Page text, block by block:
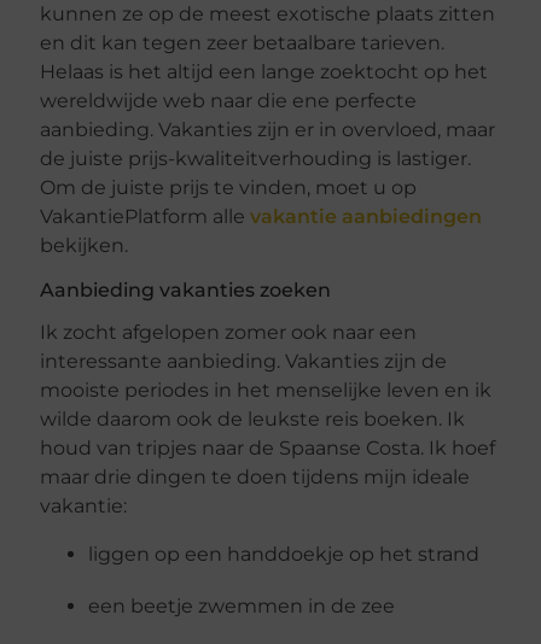
kunnen ze op de meest exotische plaats zitten
en dit kan tegen zeer betaalbare tarieven.
Helaas is het altijd een lange zoektocht op het
wereldwijde web naar die ene perfecte
aanbieding. Vakanties zijn er in overvloed, maar
de juiste prijs-kwaliteitverhouding is lastiger.
Om de juiste prijs te vinden, moet u op
VakantiePlatform allevakantie aanbiedingen
bekijken.
Aanbieding vakanties zoeken
Ik zocht afgelopen zomer ook naar een
interessante aanbieding. Vakanties zijn de
mooiste periodes in het menselijke leven en ik
wilde daarom ook de leukste reis boeken. Ik
houd van tripjes naar de Spaanse Costa. Ik hoef
maar drie dingen te doen tijdens mijn ideale
vakantie:
liggen op een handdoekje op het strand
een beetje zwemmen in de zee